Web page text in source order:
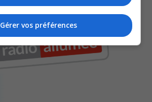
Gérer vos préférences